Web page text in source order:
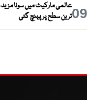
09ترین سطح پر پہنچ گئی